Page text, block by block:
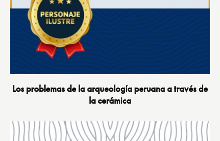
Los problemas de la arqueología peruana a través de
la cerámica